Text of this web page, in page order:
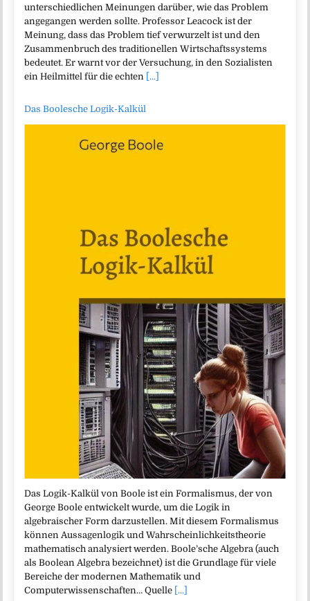
unterschiedlichen Meinungen darüber, wie das Problem
angegangen werden sollte. Professor Leacock ist der
Meinung, dass das Problem tief verwurzelt ist und den
Zusammenbruch des traditionellen Wirtschaftssystems
bedeutet. Er warnt vor der Versuchung, in den Sozialisten
ein Heilmittel für die echten [...]
Das Boolesche Logik-Kalkül
Das Logik-Kalkül von Boole ist ein Formalismus, der von
George Boole entwickelt wurde, um die Logik in
algebraischer Form darzustellen. Mit diesem Formalismus
können Aussagenlogik und Wahrscheinlichkeitstheorie
mathematisch analysiert werden. Boole’sche Algebra (auch
als Boolean Algebra bezeichnet) ist die Grundlage für viele
Bereiche der modernen Mathematik und
Computerwissenschaften… Quelle [...]